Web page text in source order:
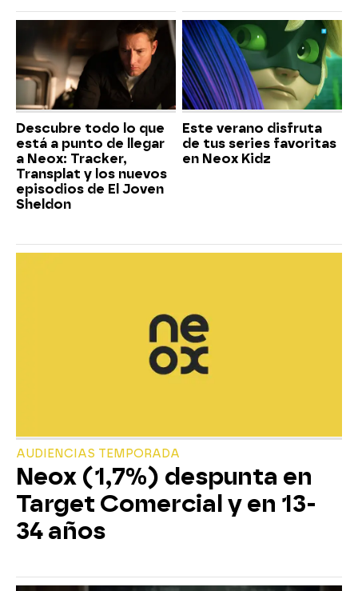
Descubre todo lo que
está a punto de llegar
a Neox: Tracker,
Transplat y los nuevos
episodios de El Joven
Sheldon
Este verano disfruta
de tus series favoritas
en Neox Kidz
AUDIENCIAS TEMPORADA
Neox (1,7%) despunta en
Target Comercial y en 13-
34 años